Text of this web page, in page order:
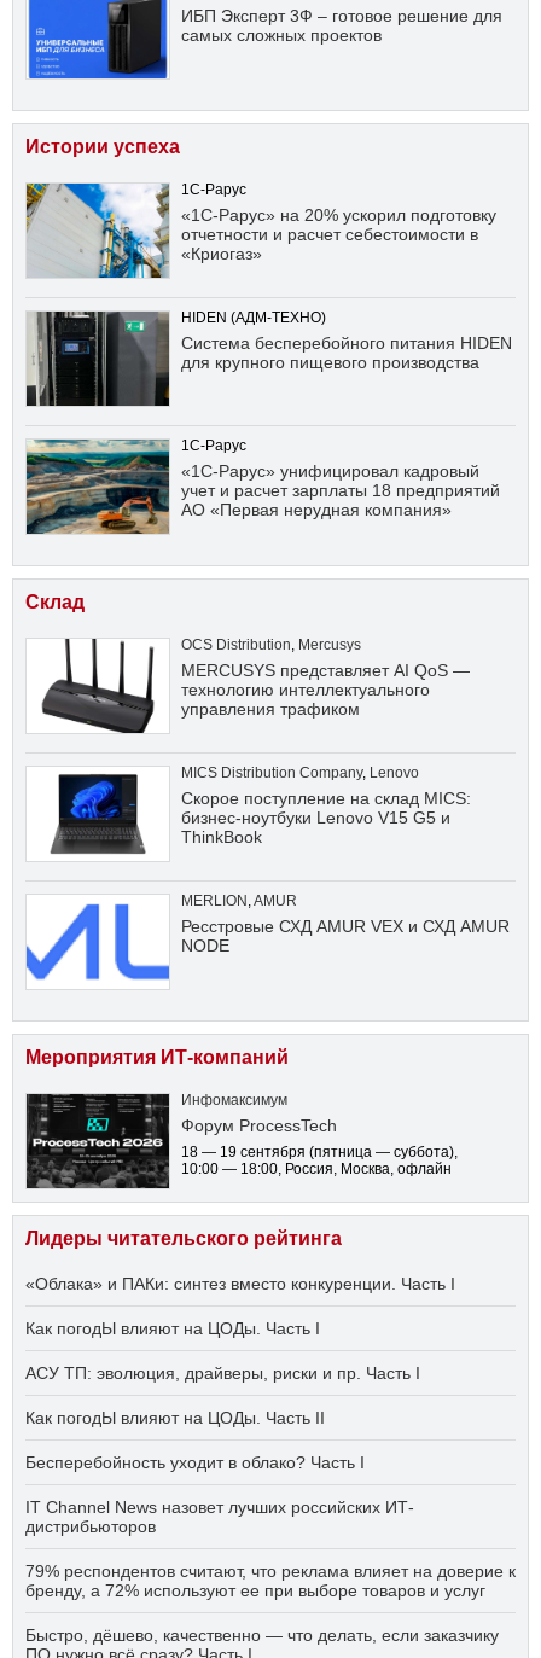
ИБП Эксперт 3Ф – готовое решение для
самых сложных проектов
Истории успеха
1С-Рарус
«1С-Рарус» на 20% ускорил подготовку
отчетности и расчет себестоимости в
«Криогаз»
HIDEN (АДМ-ТЕХНО)
Система бесперебойного питания HIDEN
для крупного пищевого производства
1С-Рарус
«1С-Рарус» унифицировал кадровый
учет и расчет зарплаты 18 предприятий
АО «Первая нерудная компания»
Склад
OCS Distribution, Mercusys
MERCUSYS представляет AI QoS —
технологию интеллектуального
управления трафиком
MICS Distribution Company, Lenovo
Скорое поступление на склад MICS:
бизнес-ноутбуки Lenovo V15 G5 и
ThinkBook
MERLION ,AMUR
Ресстровые СХД AMUR VEX и СХД AMUR
NODE
Мероприятия ИТ-компаний
Инфомаксимум
Форум ProcessTech
18 — 19 сентября (пятница — суббота),
10:00 — 18:00, Россия, Москва, офлайн
Лидеры читательского рейтинга
«Облака» и ПАКи: синтез вместо конкуренции. Часть I
Как погодЫ влияют на ЦОДы. Часть I
АСУ ТП: эволюция, драйверы, риски и пр. Часть I
Как погодЫ влияют на ЦОДы. Часть II
Бесперебойность уходит в облако? Часть I
IT Channel News назовет лучших российских ИТ-
дистрибьюторов
79% респондентов считают, что реклама влияет на доверие к
бренду, а 72% используют ее при выборе товаров и услуг
Быстро, дёшево, качественно — что делать, если заказчику